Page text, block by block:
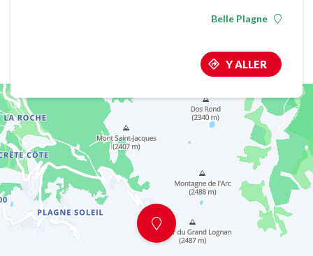
Belle Plagne
Y ALLER